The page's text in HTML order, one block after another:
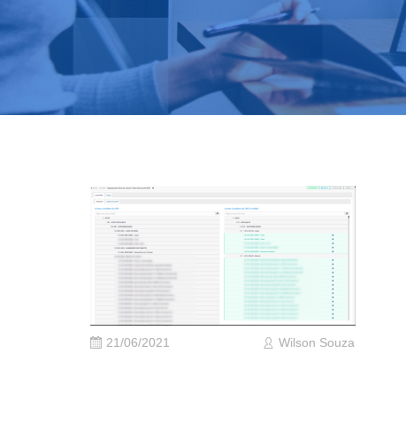
21/06/2021 Wilson Souza